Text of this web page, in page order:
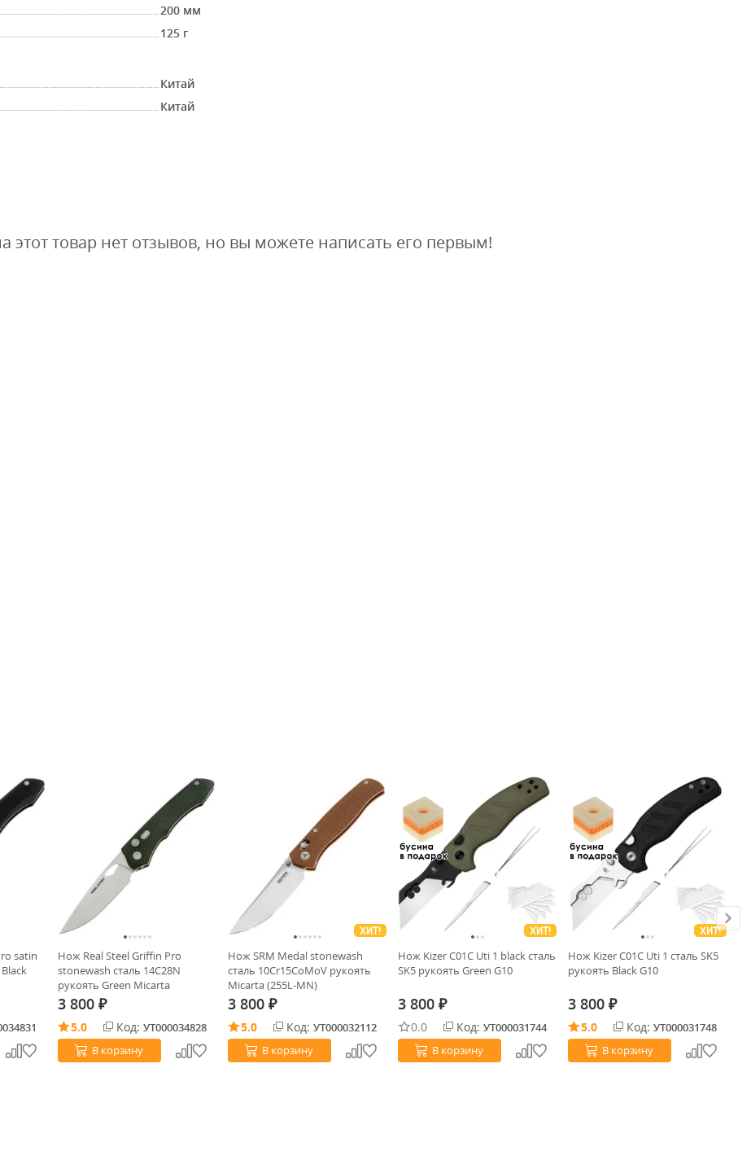
200 мм
125 г
Китай
Китай
этот товар нет отзывов, но вы можете написать его первым!
satin
Нож Real Steel Griffin Pro
stonewash сталь 14C28N
рукоять Green Micarta
(7131GM)
3 800 ₽
5.0 Код: УТ000034828
В корзину
ХИТ!
Нож SRM Medal stonewash
сталь 10Cr15CoMoV рукоять
Micarta (255L-MN)
3 800 ₽
5.0 Код: УТ000032112
В корзину
ХИТ!
Нож Kizer C01C Uti 1 black сталь
SK5 рукоять Green G10
3 800 ₽
0.0 Код: УТ000031744
В корзину
ХИТ!
Нож Kizer C01C Uti 1 сталь SK5
рукоять Black G10
3 800 ₽
5.0 Код: УТ000031748
В корзину